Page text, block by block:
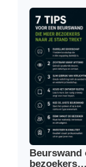
Beurswand
bezoekers…